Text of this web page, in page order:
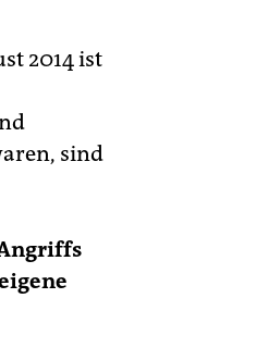
2014 ist
sind